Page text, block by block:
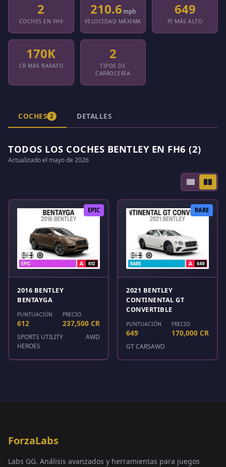
2
COCHES EN FH6
210.6 mph
VELOCIDAD MÁXIMA
649
PI MÁS ALTO
170K
CR MÁS BARATO
2
TIPOS DE
CARROCERÍA
COCHES 2 DETALLES
TODOS LOS COCHES BENTLEY EN FH6 (2)
Actualizado el mayo de 2026
EPIC
2016 BENTLEY
BENTAYGA
PUNTUACIÓN
612
PRECIO
237,500 CR
SPORTS UTILITY
HEROES
AWD
RARE
2021 BENTLEY
CONTINENTAL GT
CONVERTIBLE
PUNTUACIÓN
649
PRECIO
170,000 CR
GT CARSAWD
ForzaLabs
Labs GG. Análisis avanzados y herramientas para juegos